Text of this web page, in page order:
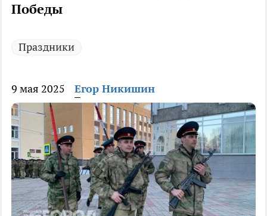
Победы
Праздники
9 мая 2025 Егор Никишин